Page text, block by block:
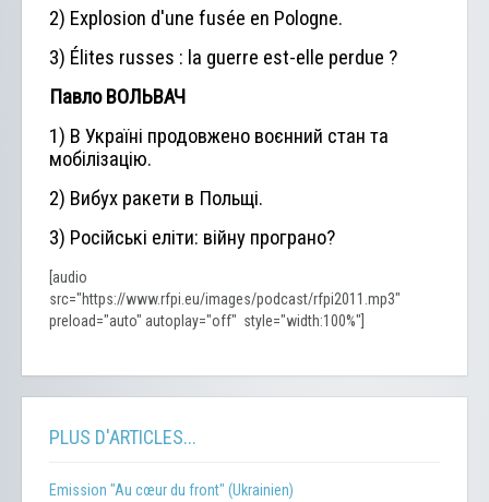
2) Explosion d'une fusée en Pologne.
3) Élites russes : la guerre est-elle perdue ?
Павло ВОЛЬВАЧ
1) В Україні продовжено воєнний стан та
мобілізацію.
2) Вибух ракети в Польщі.
3) Російські еліти: війну програно?
[audio
src="https://www.rfpi.eu/images/podcast/rfpi2011.mp3"
preload="auto" autoplay="off" style="width:100%"]
PLUS D'ARTICLES...
Emission "Au cœur du front" (Ukrainien)